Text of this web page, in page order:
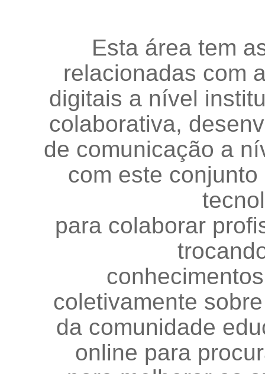
Esta área tem
relacionadas com
digitais a nível
colaborativa,
de comunicação a
com este
para colaborar
coletivamente
da comunidade
online para